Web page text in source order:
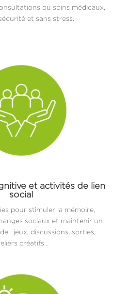
ou soins médicaux,
et sans stress.
et activités de lien
social
pour stimuler la mémoire,
sociaux et maintenir un
: jeux, discussions, sorties,
créatifs…